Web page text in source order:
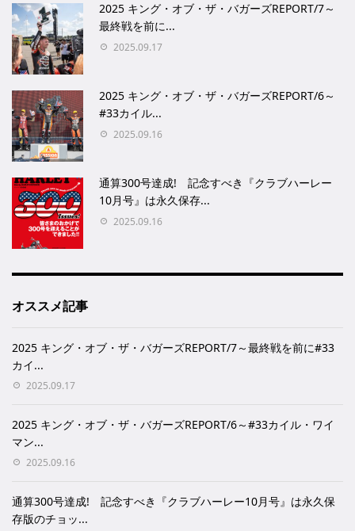
2025 キング・オブ・ザ・バガーズREPORT/7～
最終戦を前に...
2025.09.17
2025 キング・オブ・ザ・バガーズREPORT/6～
#33カイル...
2025.09.16
通算300号達成! 記念すべき『クラブハーレー
10月号』は永久保存...
2025.09.16
オススメ記事
2025 キング・オブ・ザ・バガーズREPORT/7～最終戦を前に#33
カイ...
2025.09.17
2025 キング・オブ・ザ・バガーズREPORT/6～#33カイル・ワイ
マン...
2025.09.16
通算300号達成! 記念すべき『クラブハーレー10月号』は永久保
存版のチョッ...